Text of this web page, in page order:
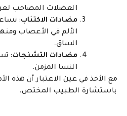
العضلات المصاحب
مضادات الاكتئاب:
الألم في الأعصاب
الساق.
مضادات التشنجات:
النسا المزمن.
مع الأخذ في عين الاعتبار أن هذه
باستشارة الطبيب المختص.